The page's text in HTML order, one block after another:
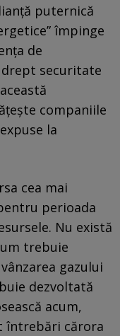
puternică
împinge
de
securitate
companiile
la
cea mai
perioada
Nu există
trebuie
gazului
dezvoltată
acum,
întrebări cărora